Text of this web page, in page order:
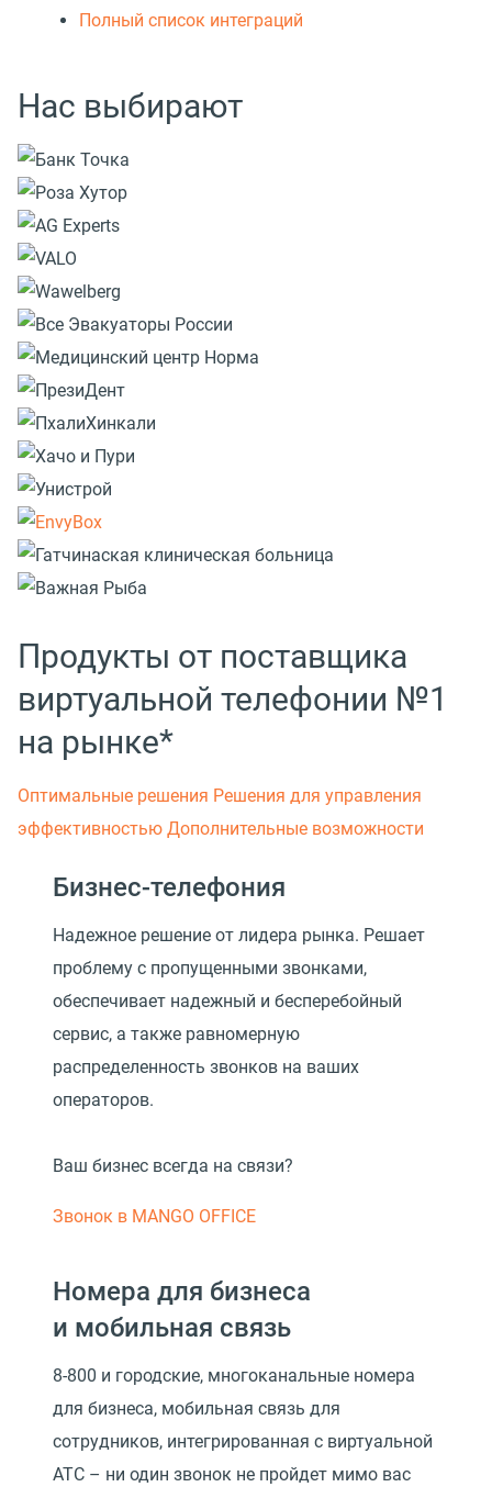
Полный список интеграций
Нас выбирают
Продукты от поставщика
виртуальной телефонии №1
на рынке*
Оптимальные решения Решения для управления
эффективностью Дополнительные возможности
Бизнес-телефония
Надежное решение от лидера рынка. Решает
проблему с пропущенными звонками,
обеспечивает надежный и бесперебойный
сервис, а также равномерную
распределенность звонков на ваших
операторов.
Ваш бизнес всегда на связи?
Звонок в MANGO OFFICE
Номера для бизнеса
и мобильная связь
8-800 и городские, многоканальные номера
для бизнеса, мобильная связь для
сотрудников, интегрированная с виртуальной
АТС – ни один звонок не пройдет мимо вас